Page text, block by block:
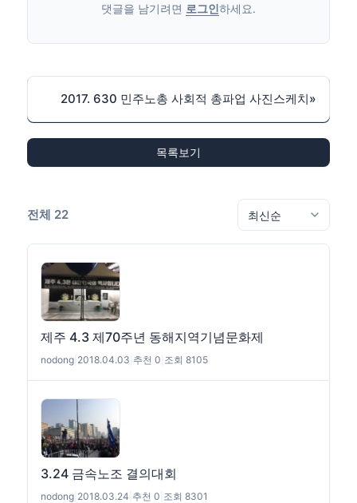
댓글을 남기려면 로그인하세요.
2017. 630 민주노총 사회적 총파업 사진스케치»
목록보기
전체 22
제주 4.3 제70주년 동해지역기념문화제
nodong 2018.04.03 추천 0 조회 8105
3.24 금속노조 결의대회
nodong 2018.03.24 추천 0 조회 8301